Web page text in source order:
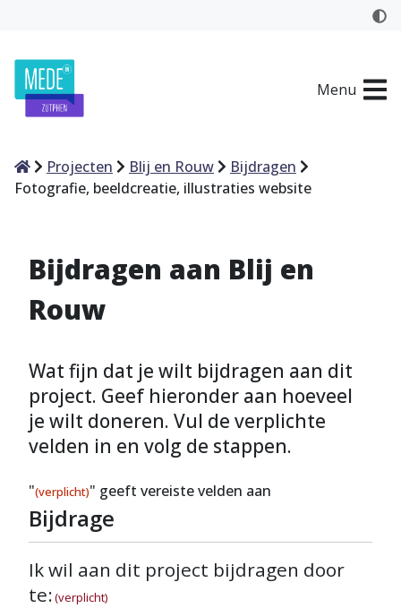
Menu
HomeProjecten Blij en Rouw
Bijdragen
Fotografie, beeldcreatie, illustraties website
Bijdragen aan Blij en
Rouw
Wat fijn dat je wilt bijdragen aan dit
project. Geef hieronder aan hoeveel
je wilt doneren. Vul de verplichte
velden in en volg de stappen.
"(verplicht)" geeft vereiste velden aan
Bijdrage
Ik wil aan dit project bijdragen door
te:(verplicht)